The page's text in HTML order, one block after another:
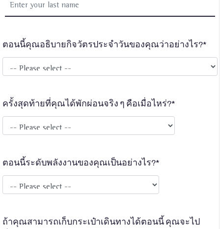
ตอนนี้คุณอธิบายกิจวัตรประจำวันของคุณว่าอย่างไร?*
ครั้งสุดท้ายที่คุณได้พักผ่อนจริง ๆ คือเมื่อไหร่?*
ตอนนี้ระดับพลังงานของคุณเป็นอย่างไร?*
ถ้าคุณสามารถเก็บกระเป๋าเดินทางได้ตอนนี้ คุณจะไป